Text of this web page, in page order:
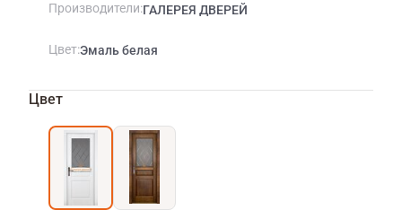
Производители ГАЛЕРЕЯ ДВЕРЕЙ
ЦветЭмаль белая
Цвет